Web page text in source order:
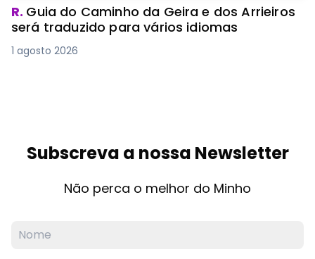
R. Guia do Caminho da Geira e dos Arrieiros
será traduzido para vários idiomas
1 agosto 2026
Subscreva a nossa Newsletter
Não perca o melhor do Minho